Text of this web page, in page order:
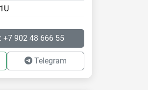
902 48 666 55
Telegram